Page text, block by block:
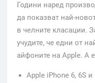
Години наред
да показват най-
в челните класации.
учудите, че едни от
айфоните на Apple. А
Apple iPhone 6, 6S и